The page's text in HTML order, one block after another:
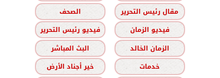
مقال رئيس التحرير
الصحف
فيديو الزمان
فيديو رئيس التحرير
الزمان الخالد
البث المباشر
خدمات
خير أجناد الأرض